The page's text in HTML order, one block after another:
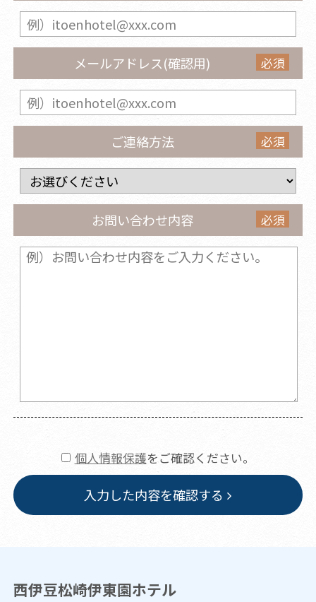
メールアドレス(確認用) 必須
ご連絡方法 必須
お問い合わせ内容 必須
個人情報保護をご確認ください。
入力した内容を確認する
西伊豆松崎伊東園ホテル